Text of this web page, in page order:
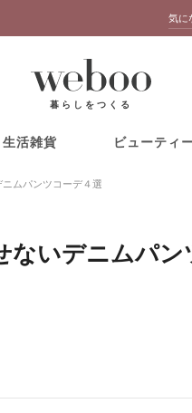
暮らしをつくる
生活雑貨 ビューティ
ムパンツコーデ４選
ないデニムパン